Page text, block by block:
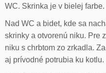
WC. Skrinka je v bielej farbe.
Nad WC a bidet, kde sa
skrinky a otvorenú niku. Pre
niku s chrbtom zo zrkadla.
aj prívodné potrubia ku kotlu.